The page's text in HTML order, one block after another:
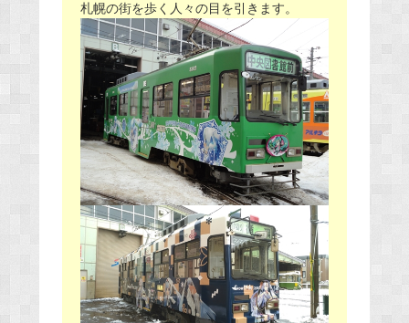
札幌の街を歩く人々の目を引きます。